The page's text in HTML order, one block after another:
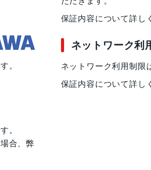
ジタルコンパス, 加速度計, 周囲光セン
。
。
合、弊
保証内容について詳し
ネットワーク利
ネットワーク利用制限
保証内容について詳し